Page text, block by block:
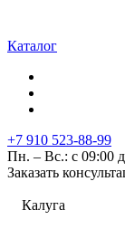
Каталог
+7 910 523-88-99
Пн. – Вс.: с 09:00
Заказать
Калуга